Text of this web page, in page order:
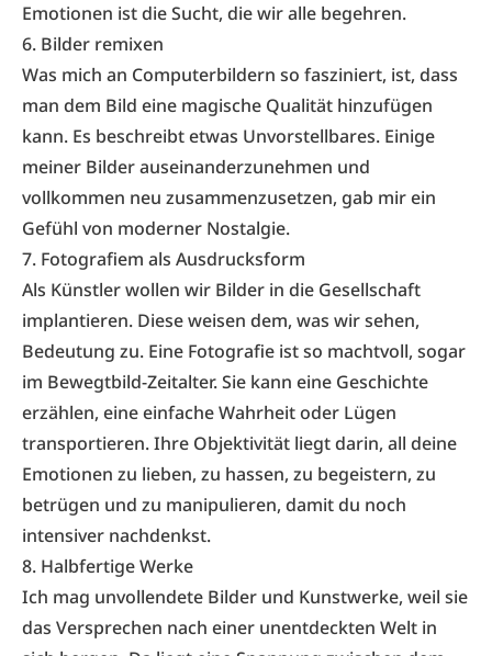
Emotionen ist die Sucht, die wir alle begehren.
6. Bilder remixen
Was mich an Computerbildern so fasziniert, ist, dass
man dem Bild eine magische Qualität hinzufügen
kann. Es beschreibt etwas Unvorstellbares. Einige
meiner Bilder auseinanderzunehmen und
vollkommen neu zusammenzusetzen, gab mir ein
Gefühl von moderner Nostalgie.
7. Fotografiem als Ausdrucksform
Als Künstler wollen wir Bilder in die Gesellschaft
implantieren. Diese weisen dem, was wir sehen,
Bedeutung zu. Eine Fotografie ist so machtvoll, sogar
im Bewegtbild-Zeitalter. Sie kann eine Geschichte
erzählen, eine einfache Wahrheit oder Lügen
transportieren. Ihre Objektivität liegt darin, all deine
Emotionen zu lieben, zu hassen, zu begeistern, zu
betrügen und zu manipulieren, damit du noch
intensiver nachdenkst.
8. Halbfertige Werke
Ich mag unvollendete Bilder und Kunstwerke, weil sie
das Versprechen nach einer unentdeckten Welt in